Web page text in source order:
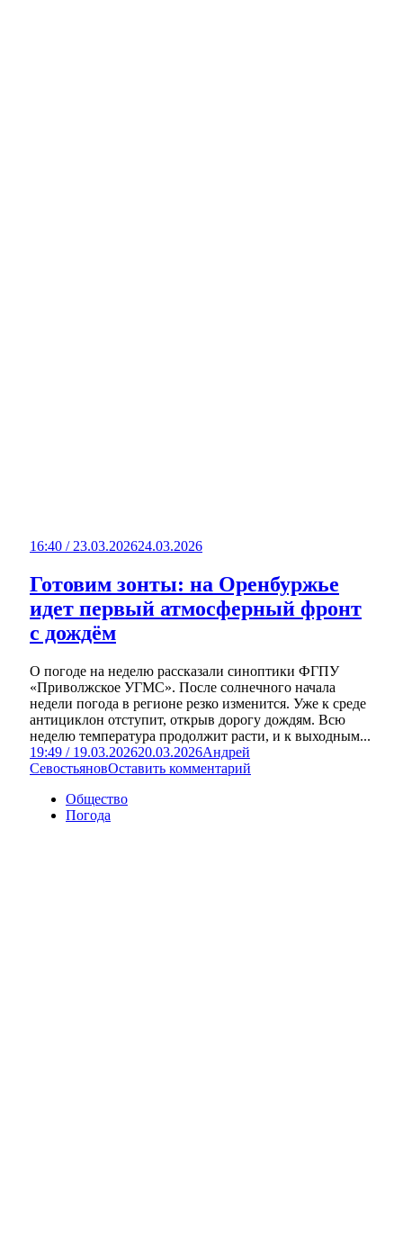
16:40 / 23.03.202624.03.2026
Готовим зонты: на Оренбуржье
идет первый атмосферный фронт
с дождём
О погоде на неделю рассказали синоптики ФГПУ
«Приволжское УГМС». После солнечного начала
недели погода в регионе резко изменится. Уже к среде
антициклон отступит, открыв дорогу дождям. Всю
неделю температура продолжит расти, и к выходным...
19:49 / 19.03.202620.03.2026Андрей
СевостьяновОставить комментарий
Общество
Погода